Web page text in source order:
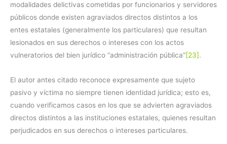
modalidades delictivas cometidas por funcionarios y servidores
públicos donde existen agraviados directos distintos a los
entes estatales (generalmente los particulares) que resultan
lesionados en sus derechos o intereses con los actos
vulneratorios del bien jurídico “administración pública”[23].
El autor antes citado reconoce expresamente que sujeto
pasivo y víctima no siempre tienen identidad jurídica; esto es,
cuando verificamos casos en los que se advierten agraviados
directos distintos a las instituciones estatales, quienes resultan
perjudicados en sus derechos o intereses particulares.